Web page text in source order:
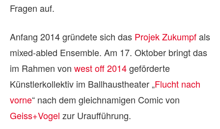
Fragen auf.
Anfang 2014 gründete sich das Projek Zukumpfals
mixed-abled Ensemble. Am 17. Oktober bringt das
im Rahmen von west off 2014geförderte
Künstlerkollektiv im Ballhaustheater „Flucht nach
vorne“ nach dem gleichnamigen Comic von
Geiss+Vogel zur Uraufführung.